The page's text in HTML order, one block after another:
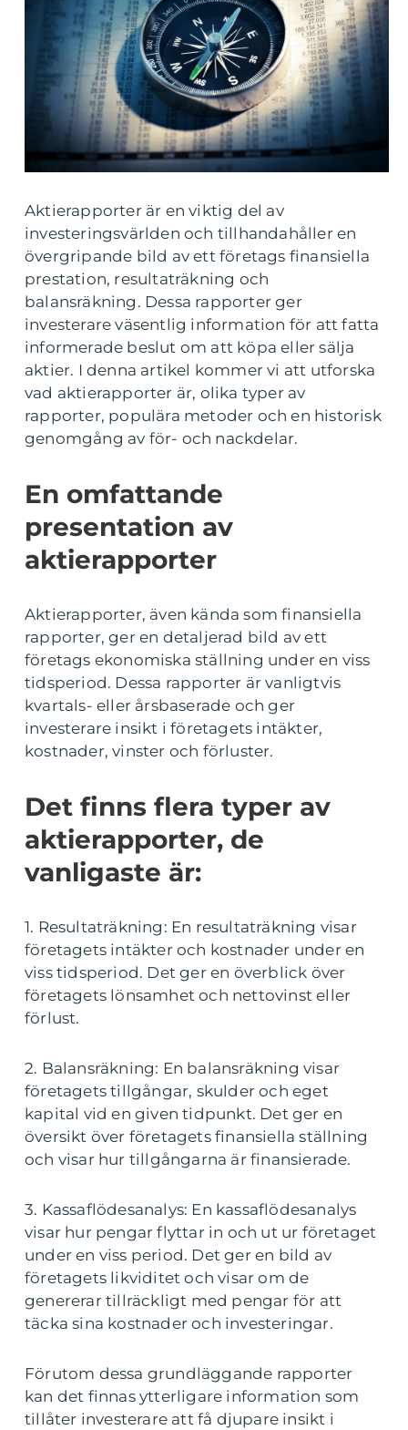
Aktierapporter är en viktig del av
investeringsvärlden och tillhandahåller en
övergripande bild av ett företags finansiella
prestation, resultaträkning och
balansräkning. Dessa rapporter ger
investerare väsentlig information för att fatta
informerade beslut om att köpa eller sälja
aktier. I denna artikel kommer vi att utforska
vad aktierapporter är, olika typer av
rapporter, populära metoder och en historisk
genomgång av för- och nackdelar.
En omfattande
presentation av
aktierapporter
Aktierapporter, även kända som finansiella
rapporter, ger en detaljerad bild av ett
företags ekonomiska ställning under en viss
tidsperiod. Dessa rapporter är vanligtvis
kvartals- eller årsbaserade och ger
investerare insikt i företagets intäkter,
kostnader, vinster och förluster.
Det finns flera typer av
aktierapporter, de
vanligaste är:
1. Resultaträkning: En resultaträkning visar
företagets intäkter och kostnader under en
viss tidsperiod. Det ger en överblick över
företagets lönsamhet och nettovinst eller
förlust.
2. Balansräkning: En balansräkning visar
företagets tillgångar, skulder och eget
kapital vid en given tidpunkt. Det ger en
översikt över företagets finansiella ställning
och visar hur tillgångarna är finansierade.
3. Kassaflödesanalys: En kassaflödesanalys
visar hur pengar flyttar in och ut ur företaget
under en viss period. Det ger en bild av
företagets likviditet och visar om de
genererar tillräckligt med pengar för att
täcka sina kostnader och investeringar.
Förutom dessa grundläggande rapporter
kan det finnas ytterligare information som
tillåter investerare att få djupare insikt i